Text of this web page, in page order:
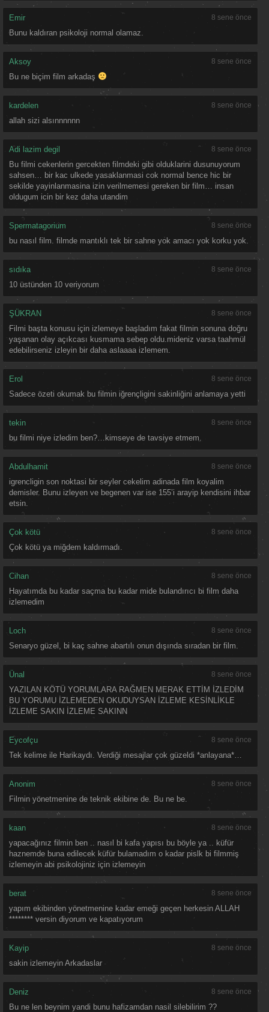
Emir 8 sene önce
Bunu kaldıran psikoloji normal olamaz.
Aksoy 8 sene önce
Bu ne biçim film arkadaş
kardelen 8 sene önce
allah sizi alsınnnnnn
Adi lazim degil 8 sene önce
Bu filmi cekenlerin gercekten filmdeki gibi olduklarini dusunuyorum
sahsen… bir kac ulkede yasaklanmasi cok normal bence hic bir
sekilde yayinlanmasina izin verilmemesi gereken bir film… insan
oldugum icin bir kez daha utandim
Spermatagorium 8 sene önce
bu nasıl film. filmde mantıklı tek bir sahne yok amacı yok korku yok.
sıdıka 8 sene önce
10 üstünden 10 veriyorum
ŞÜKRAN 8 sene önce
Filmi başta konusu için izlemeye başladım fakat filmin sonuna doğru
yaşanan olay açıkcası kusmama sebep oldu.mideniz varsa taahmül
edebilirseniz izleyin bir daha aslaaaa izlemem.
Erol 8 sene önce
Sadece özeti okumak bu filmin iğrençligini sakinliğini anlamaya yetti
tekin 8 sene önce
bu filmi niye izledim ben?…kimseye de tavsiye etmem.
Abdulhamit 8 sene önce
igrencligin son noktasi bir seyler cekelim adinada film koyalim
demisler. Bunu izleyen ve begenen var ise 155’i arayip kendisini ihbar
etsin.
Çok kötü 8 sene önce
Çok kötü ya miğdem kaldırmadı.
Cihan 8 sene önce
Hayatımda bu kadar saçma bu kadar mide bulandırıcı bi film daha
izlemedim
Loch 8 sene önce
Senaryo güzel, bi kaç sahne abartılı onun dışında sıradan bir film.
Ünal 8 sene önce
YAZILAN KÖTÜ YORUMLARA RAĞMEN MERAK ETTİM İZLEDİM
BU YORUMU İZLEMEDEN OKUDUYSAN İZLEME KESİNLİKLE
İZLEME SAKIN İZLEME SAKINN
Eycofçu 8 sene önce
Tek kelime ile Harikaydı. Verdiği mesajlar çok güzeldi *anlayana*…
Anonim 8 sene önce
Filmin yönetmenine de teknik ekibine de. Bu ne be.
kaan 8 sene önce
yapacağınız filmin ben .. nasıl bi kafa yapısı bu böyle ya .. küfür
haznemde buna edilecek küfür bulamadım o kadar pislk bi filmmiş
izlemeyin abi psikolojiniz için izlemeyin
berat 8 sene önce
yapım ekibinden yönetmenine kadar emeği geçen herkesin ALLAH
******** versin diyorum ve kapatıyorum
Kayip 8 sene önce
sakin izlemeyin Arkadaslar
Deniz 8 sene önce
Bu ne len beynim yandi bunu hafizamdan nasil silebilirim ??